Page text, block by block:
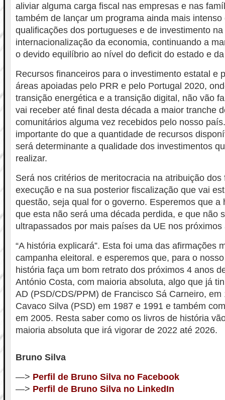
aliviar alguma carga fiscal nas empresas e nas
também de lançar um programa ainda mais intenso
qualificações dos portugueses e de investimento
internacionalização da economia, continuando a
o devido equilíbrio ao nível do deficit do estado e
Recursos financeiros para o investimento estatal e
áreas apoiadas pelo PRR e pelo Portugal 2020,
transição energética e a transição digital, não vão
vai receber até final desta década a maior tranche
comunitários alguma vez recebidos pelo nosso
importante do que a quantidade de recursos
será determinante a qualidade dos investimentos
realizar.
Será nos critérios de meritocracia na atribuição dos
execução e na sua posterior fiscalização que vai
questão, seja qual for o governo. Esperemos que a
que esta não será uma década perdida, e que não
ultrapassados por mais países da UE nos próximos
“A história explicará”. Esta foi uma das afirmações
campanha eleitoral. e esperemos que, para o
história faça um bom retrato dos próximos 4 anos
António Costa, com maioria absoluta, algo que já
AD (PSD/CDS/PPM) de Francisco Sá Carneiro, em
Cavaco Silva (PSD) em 1987 e 1991 e também
em 2005. Resta saber como os livros de história
maioria absoluta que irá vigorar de 2022 até 2026.
Bruno Silva
—> Perfil de Bruno Silva no Facebook
—> Perfil de Bruno Silva no LinkedIn